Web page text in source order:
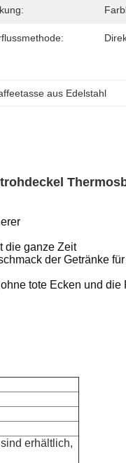
aus Edelstahl
die ganze Zeit
der Getränke
tote Ecken und
erhältlich,